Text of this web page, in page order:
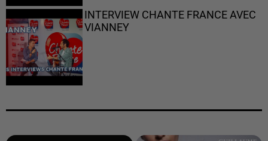
INTERVIEW CHANTE FRANCE AVEC
VIANNEY